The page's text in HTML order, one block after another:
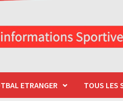
ETRANGER TOUS LES